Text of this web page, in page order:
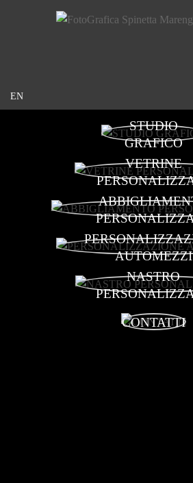
STUDIO
GRAFICO
VETRINE
AUTOMEZZI
NASTRO
CONTATTI